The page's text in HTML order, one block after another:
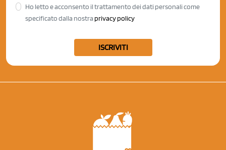
Ho letto e acconsento il trattamento dei dati personali come
specificato dalla nostra privacy policy
ISCRIVITI